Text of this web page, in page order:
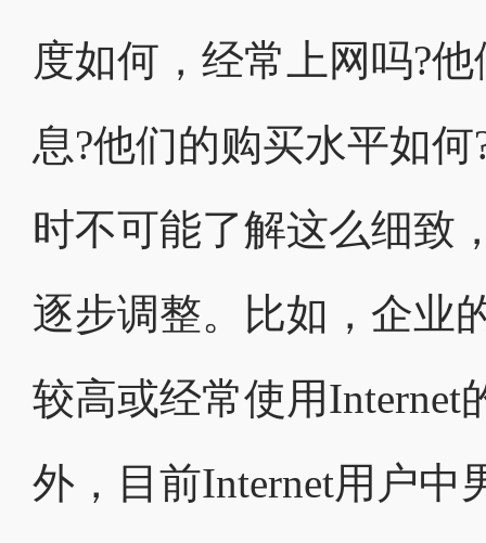
度如何，经常上网吗?
息?他们的购买水平如
时不可能了解这么细致
逐步调整。比如，企业
较高或经常使用
外，目前Internet用户